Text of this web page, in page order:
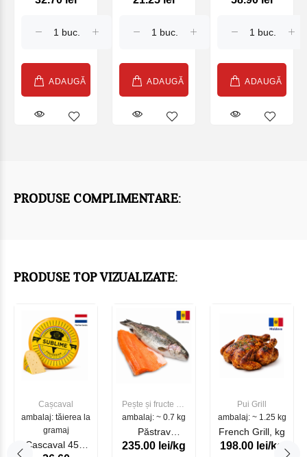
ADAUGĂ ADAUGĂ ADAUGĂ
PRODUSE COMPLIMENTARE:
PRODUSE TOP VIZUALIZATE:
Cașcaval
ambalaj: tăierea la
gramaj
Cascaval 45%
Pește și fructe de
mare
ambalaj: ~ 0.7 kg
Păstrav
Somonat
235.00 lei/kg
Pui Grill
ambalaj: ~ 1.25 kg
French Grill, kg
198.00 lei/kg